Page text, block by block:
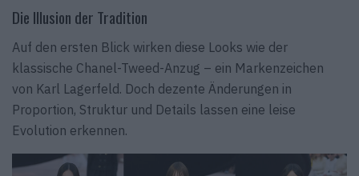
Die Illusion der Tradition
Auf den ersten Blick wirken diese Looks wie der
klassische Chanel-Tweed-Anzug – ein Markenzeichen
von Karl Lagerfeld. Doch dezente Änderungen in
Proportion, Struktur und Details lassen eine leise
Evolution erkennen.